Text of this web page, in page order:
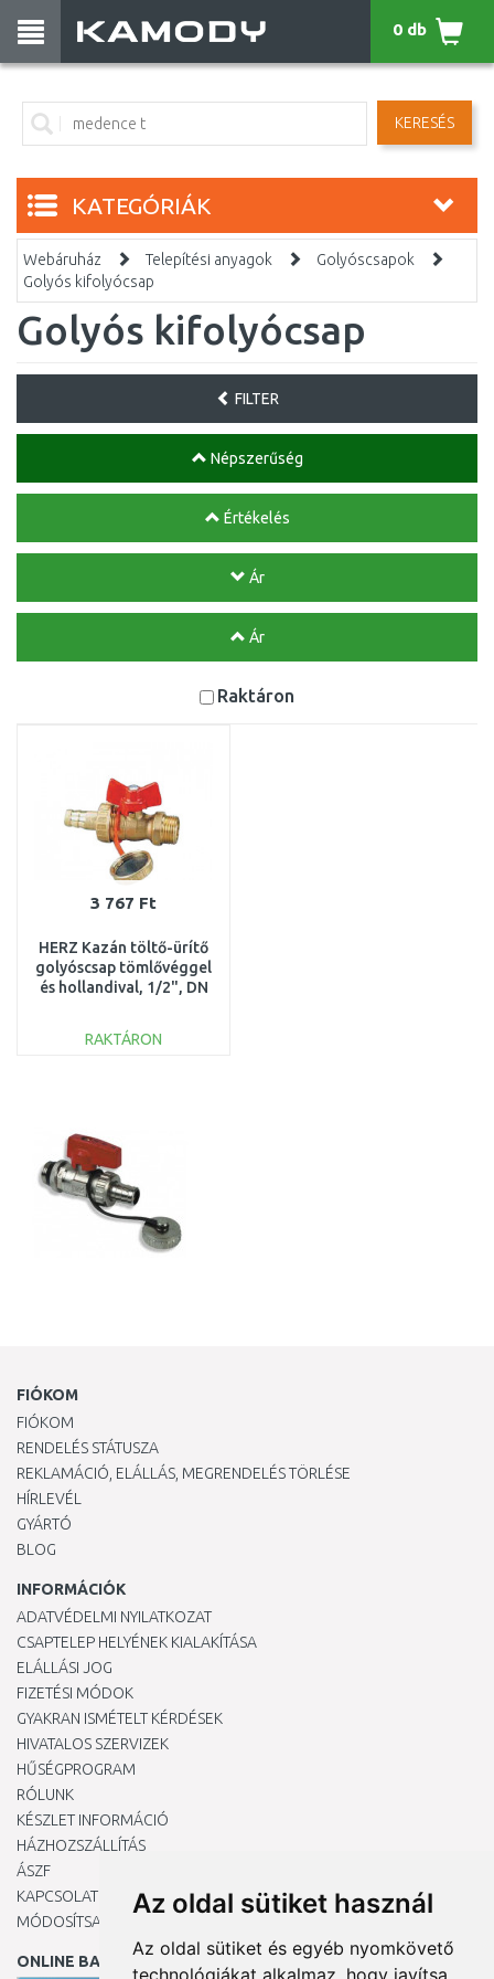
Az oldal sütiket használ
Az oldal sütiket és egyéb nyomkövető
technológiákat alkalmaz, hogy javítsa
KERESÉS
0 db
KATEGÓRIÁK
Webáruház Telepítési anyagok
Golyóscsapok
Golyós kifolyócsap
Golyós kifolyócsap
FILTER
Népszerűség
Értékelés
Ár
Ár
Raktáron
3 767 Ft
HERZ Kazán töltő-ürítő
golyóscsap tömlővéggel
és hollandival, 1/2", DN
RAKTÁRON
FIÓKOM
FIÓKOM
RENDELÉS STÁTUSZA
REKLAMÁCIÓ, ELÁLLÁS, MEGRENDELÉS TÖRLÉSE
HÍRLEVÉL
GYÁRTÓ
BLOG
INFORMÁCIÓK
ADATVÉDELMI NYILATKOZAT
CSAPTELEP HELYÉNEK KIALAKÍTÁSA
ELÁLLÁSI JOG
FIZETÉSI MÓDOK
GYAKRAN ISMÉTELT KÉRDÉSEK
HIVATALOS SZERVIZEK
HŰSÉGPROGRAM
RÓLUNK
KÉSZLET INFORMÁCIÓ
HÁZHOZSZÁLLÍTÁS
ÁSZF
KAPCSOLAT
MÓDOSÍTSA A COOKIE-BEÁLLÍTÁSAIMAT
ONLINE BANKKÁRTYÁVAL